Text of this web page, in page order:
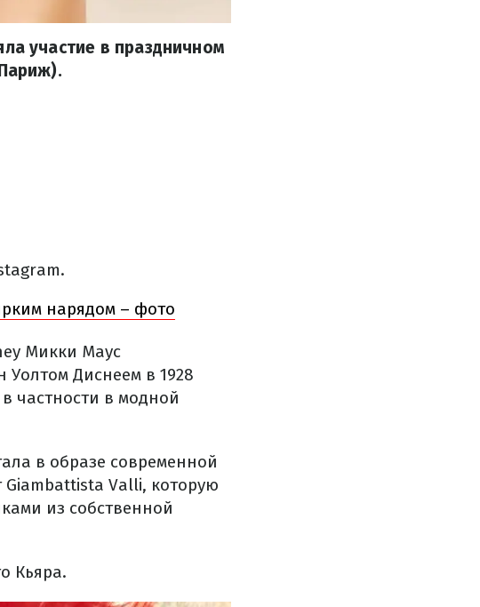
участие в праздничном
нарядом – фото
Микки Маус
Диснеем в 1928
частности в модной
в образе современной
Valli, которую
из собственной
Кьяра.